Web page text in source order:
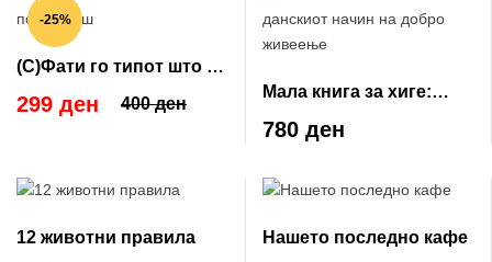
-25%
(С)Фати го типот што го
посакуваш
400 ден
299 ден
Мала книга за хиге:
данскиот начин на
добро живеење
780 ден
12 животни правила Нашето последно кафе